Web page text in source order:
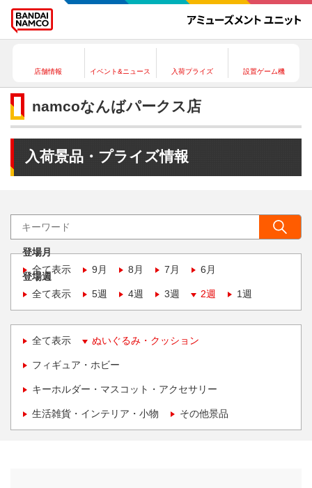
店舗情報 イベント&ニュース 入荷プライズ 設置ゲーム機
namcoなんばパークス店
入荷景品・プライズ情報
登場月
全て表示
9月 8月 7月 6月
登場週
全て表示
5週 4週 3週 2週 1週
全て表示 ぬいぐるみ・クッション
フィギュア・ホビー
キーホルダー・マスコット・アクセサリー
生活雑貨・インテリア・小物 その他景品